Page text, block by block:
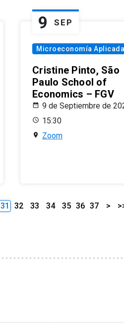
9 SEP
Microeconomía Aplicada
Cristine Pinto, São
Paulo School of
Economics – FGV
9 de Septiembre de
15:30
Zoom
31 32 33 34 35 36 37 >